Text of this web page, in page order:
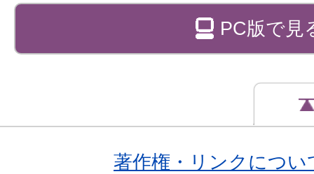
PC版で見
著作権・リンクについ